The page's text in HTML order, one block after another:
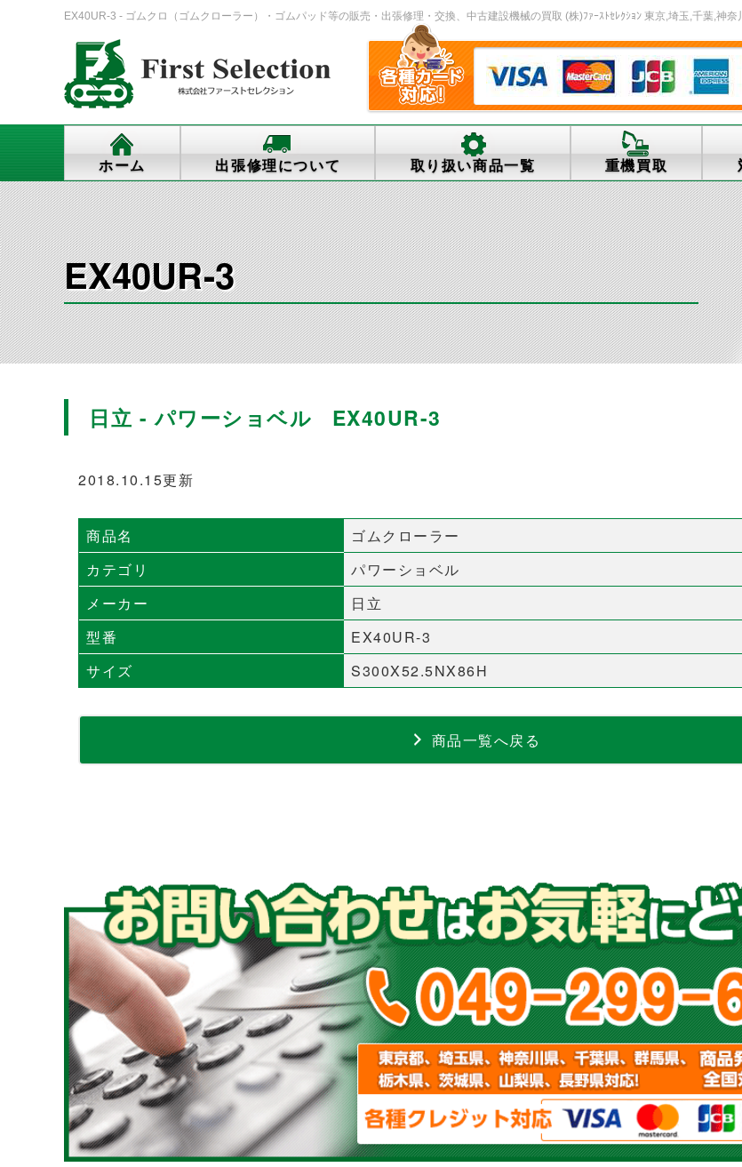
EX40UR-3 - ゴムクロ（ゴムクローラー）・ゴムパッド等の販売・出張修理・交換、中古建設機械の買取 (株)ﾌｧｰｽﾄｾﾚｸｼｮﾝ 東京,埼玉,千葉,神奈
ホーム 出張修理について 取り扱い商品一覧 重機買取
EX40UR-3
日立 - パワーショベル EX40UR-3
2018.10.15更新
商品名
ゴムクローラー
カテゴリ
パワーショベル
メーカー
日立
型番
EX40UR-3
サイズ
S300X52.5NX86H
商品一覧へ戻る